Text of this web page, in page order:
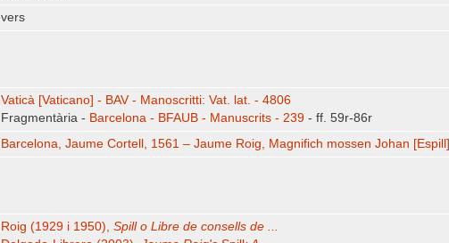
vers
Vaticà [Vaticano] - BAV - Manoscritti: Vat. lat. - 4806
Fragmentària - Barcelona - BFAUB - Manuscrits - 239 - ff. 59r-86r
Barcelona, Jaume Cortell, 1561 – Jaume Roig, Magnifich mossen Johan [Espill]
Roig (1929 i 1950), Spill o Libre de consells de ...